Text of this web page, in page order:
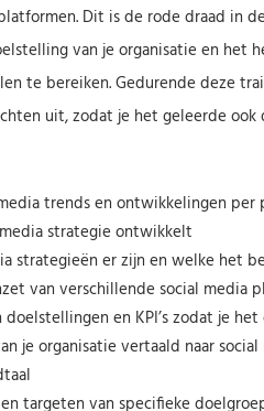
Dit is de rode draad in
van je organisatie en het
te bereiken. Gedurende deze
uit, zodat je het geleerde
trends en ontwikkelingen
strategie ontwikkelt
strategieën er zijn en welke het
van verschillende social media
en KPI’s zodat je
je organisatie vertaald naar
targeten van specifieke